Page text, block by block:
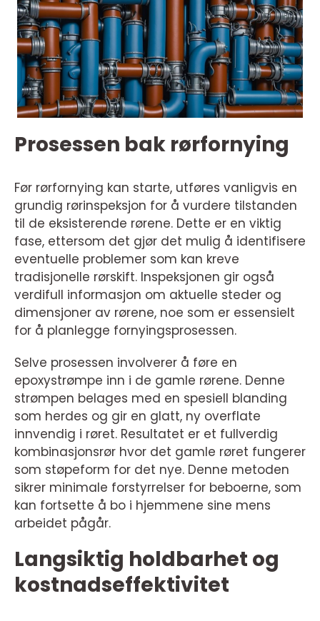
Prosessen bak rørfornying
Før rørfornying kan starte, utføres vanligvis en
grundig rørinspeksjon for å vurdere tilstanden
til de eksisterende rørene. Dette er en viktig
fase, ettersom det gjør det mulig å identifisere
eventuelle problemer som kan kreve
tradisjonelle rørskift. Inspeksjonen gir også
verdifull informasjon om aktuelle steder og
dimensjoner av rørene, noe som er essensielt
for å planlegge fornyingsprosessen.
Selve prosessen involverer å føre en
epoxystrømpe inn i de gamle rørene. Denne
strømpen belages med en spesiell blanding
som herdes og gir en glatt, ny overflate
innvendig i røret. Resultatet er et fullverdig
kombinasjonsrør hvor det gamle røret fungerer
som støpeform for det nye. Denne metoden
sikrer minimale forstyrrelser for beboerne, som
kan fortsette å bo i hjemmene sine mens
arbeidet pågår.
Langsiktig holdbarhet og
kostnadseffektivitet